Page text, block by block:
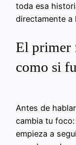
toda esa
directamente a
El primer
como si
Antes de
cambia tu
empieza a